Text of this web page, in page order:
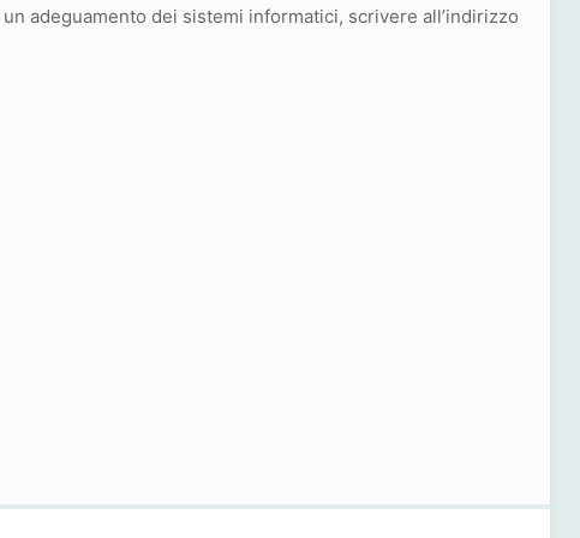
adeguamento dei sistemi informatici, scrivere all’indirizzo